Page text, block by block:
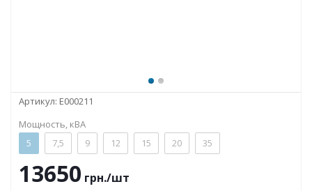
Артикул: E000211
Мощность, кВА
5
7,5 9 12 15 20 35
13650 грн./шт